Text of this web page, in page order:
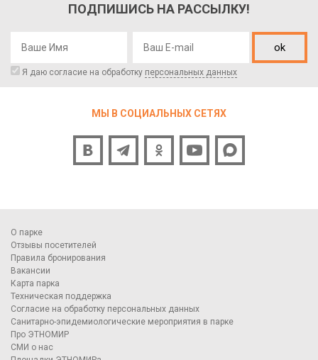
ПОДПИШИСЬ НА РАССЫЛКУ!
ok
Я даю согласие на обработку персональных данных
МЫ В СОЦИАЛЬНЫХ СЕТЯХ
О парке
Отзывы посетителей
Правила бронирования
Вакансии
Карта парка
Техническая поддержка
Согласие на обработку персональных данных
Санитарно-эпидемиологические мероприятия в парке
Про ЭТНОМИР
СМИ о нас